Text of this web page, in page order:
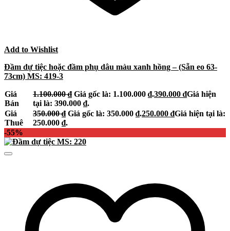
Add to Wishlist
Đầm dự tiệc hoặc đầm phụ dâu màu xanh hồng – (Sẵn eo 63-
73cm) MS: 419-3
Giá
Bán
1.100.000₫ Giá gốc là: 1.100.000 ₫.390.000 ₫Giá hiện
tại là: 390.000 ₫.
Giá
Thuê
350.000₫ Giá gốc là: 350.000 ₫.250.000 ₫Giá hiện tại là:
250.000 ₫.
-55%